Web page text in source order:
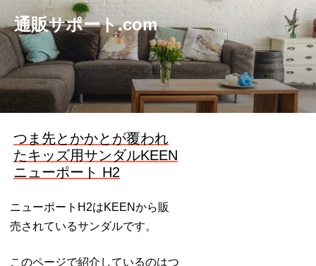
通販サポート.com
つま先とかかとが覆われ
たキッズ用サンダルKEEN
ニューポート H2
ニューポートH2はKEENから販
売されているサンダルです。
このページで紹介しているのはつ